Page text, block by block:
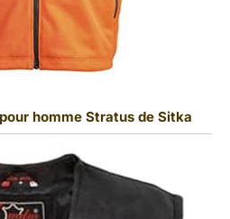
homme Stratus de Sitka